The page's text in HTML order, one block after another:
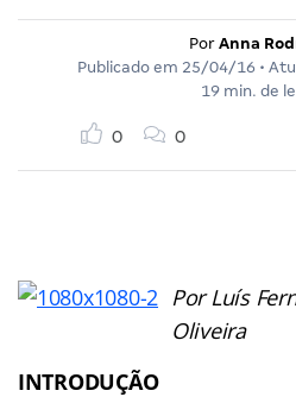
Por Anna
Publicado em 25/04/16 •
19 min. de
0 0
Por Luís
Oliveira
INTRODUÇÃO